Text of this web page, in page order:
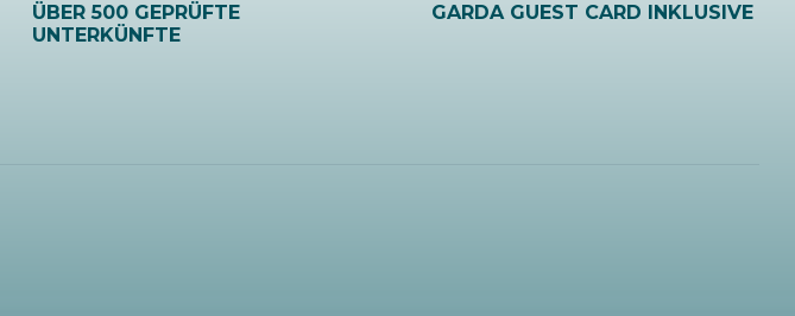
ÜBER 500 GEPRÜFTE
UNTERKÜNFTE
GARDA GUEST CARD INKLUSIVE